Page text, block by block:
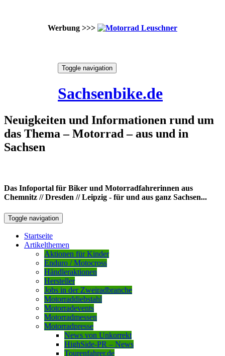
Werbung >>>
Toggle navigation
Sachsenbike.de
Neuigkeiten und Informationen rund um
das Thema – Motorrad – aus und in
Sachsen
Das Infoportal für Biker und Motorradfahrerinnen aus
Chemnitz // Dresden // Leipzig - für und aus ganz Sachsen...
Toggle navigation
Startseite
Artikelthemen
Aktionen für Kinder
Enduro / Motocross
Händleraktionen
Hersteller
Jobs in der Zweiradbranche
Motorraddiebstahl
Motorradevents
Motorradmessen
Motorradpresse
News von Unkorrekt
HighSide-PR – News
Tourenfahrer.de